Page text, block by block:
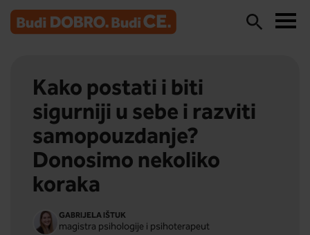
Kako postati i biti
sigurniji u sebe i razviti
samopouzdanje?
Donosimo nekoliko
koraka
GABRIJELA IŠTUK
magistra psihologije i psihoterapeut